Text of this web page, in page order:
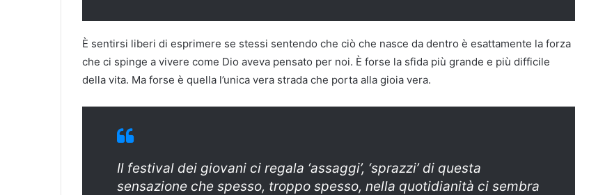
È sentirsi liberi di esprimere se stessi sentendo che ciò che nasce da dentro è esattamente la forza
che ci spinge a vivere come Dio aveva pensato per noi. È forse la sfida più grande e più difficile
della vita. Ma forse è quella l’unica vera strada che porta alla gioia vera.
Il festival dei giovani ci regala ‘assaggi’, ‘sprazzi’ di questa
sensazione che spesso, troppo spesso, nella quotidianità ci sembra